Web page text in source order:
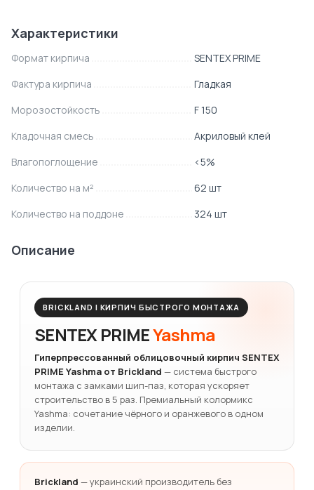
Характеристики
Формат кирпича
SENTEX PRIME
Фактура кирпича
Гладкая
Морозостойкость
F 150
Кладочная смесь
Акриловый клей
Влагопоглощение
<5%
Количество на м²
62 шт
Количество на поддоне
324 шт
Описание
BRICKLAND | КИРПИЧ БЫСТРОГО МОНТАЖА
SENTEX PRIMEYashma
Гиперпрессованный облицовочный кирпич SENTEX
PRIME Yashma от Brickland — система быстрого
монтажа с замками шип-паз, которая ускоряет
строительство в 5 раз. Премиальный колормикс
Yashma: сочетание чёрного и оранжевого в одном
изделии.
Brickland — украинский производитель без